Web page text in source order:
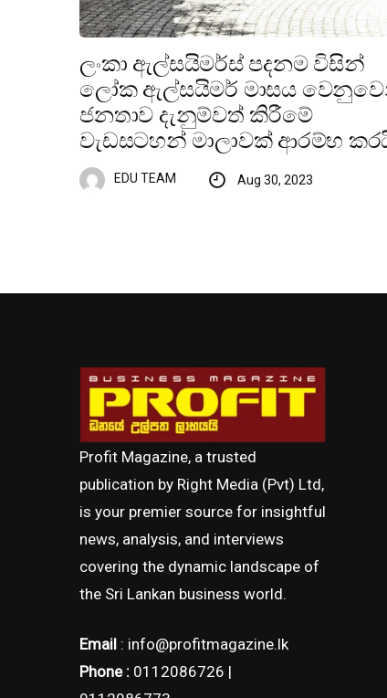
ලංකා ඇල්සයිමර්ස් පදනම විසින්
ලෝක ඇල්සයිමර් මාසය
ජනතාව දැනුම්වත් කිරීමේ
වැඩසටහන් මාලාවක් ආරම්භ
EDU TEAM Aug 30, 2023
Profit Magazine, a trusted
publication by Right Media (Pvt) Ltd,
is your premier source for insightful
news, analysis, and interviews
covering the dynamic landscape of
the Sri Lankan business world.
Email : info@profitmagazine.lk
Phone : 0112086726 |